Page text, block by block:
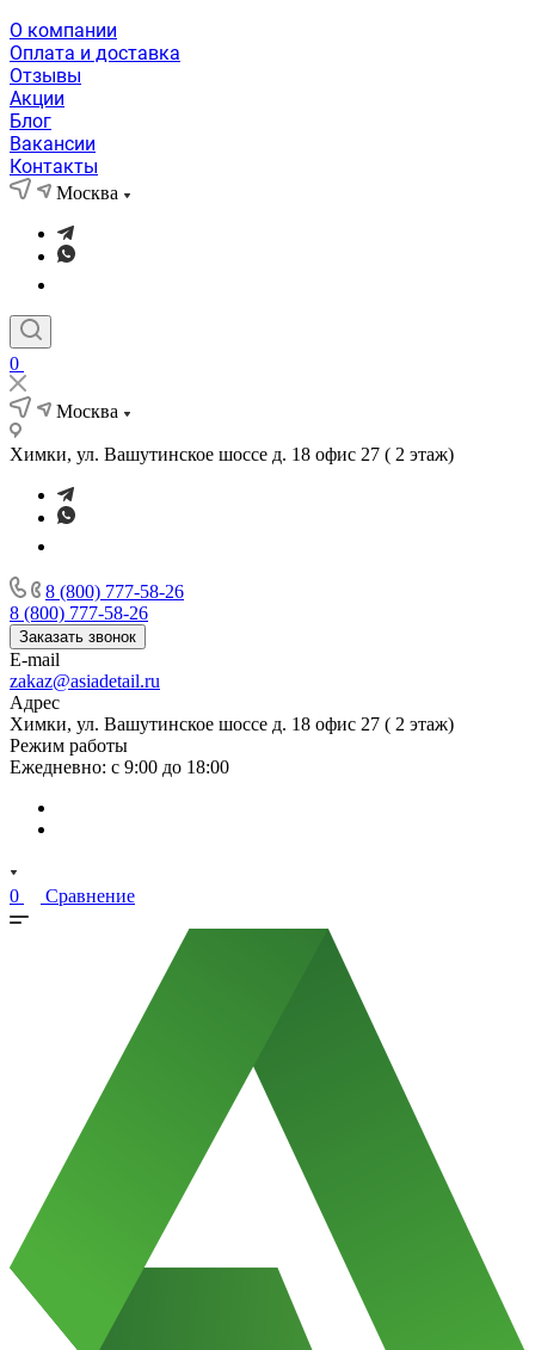
О компании
Оплата и доставка
Отзывы
Акции
Блог
Вакансии
Контакты
Москва
0
Москва
Химки, ул. Вашутинское шоссе д. 18 офис 27 ( 2 этаж)
8 (800) 777-58-26
8 (800) 777-58-26
Заказать звонок
E-mail
zakaz@asiadetail.ru
Адрес
Химки, ул. Вашутинское шоссе д. 18 офис 27 ( 2 этаж)
Режим работы
Ежедневно: с 9:00 до 18:00
0 Сравнение